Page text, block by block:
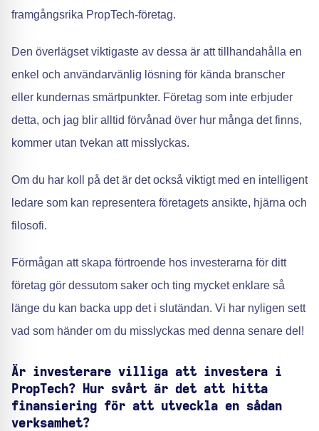
framgångsrika PropTech-företag.
Den överlägset viktigaste av dessa är att tillhandahålla en
enkel och användarvänlig lösning för kända branscher
eller kundernas smärtpunkter. Företag som inte erbjuder
detta, och jag blir alltid förvånad över hur många det finns,
kommer utan tvekan att misslyckas.
Om du har koll på det är det också viktigt med en intelligent
ledare som kan representera företagets ansikte, hjärna och
filosofi.
Förmågan att skapa förtroende hos investerarna för ditt
företag gör dessutom saker och ting mycket enklare så
länge du kan backa upp det i slutändan. Vi har nyligen sett
vad som händer om du misslyckas med denna senare del!
Är investerare villiga att investera i
PropTech? Hur svårt är det att hitta
finansiering för att utveckla en sådan
verksamhet?